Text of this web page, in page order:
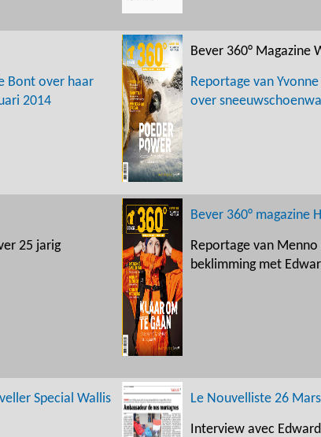
Bont over haar
2014
Bever 360° Magazine
Reportage van
over
25 jarig
Bever 360° magazine
Reportage van
beklimming met
Special Wallis
Le Nouvelliste 26
Interview avec Edward